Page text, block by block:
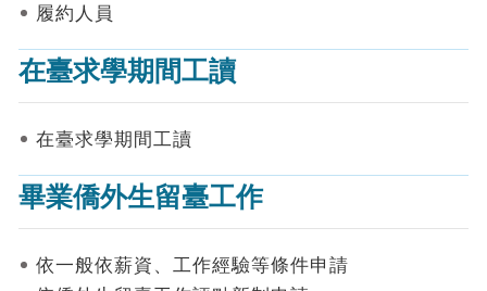
上
申
請
請
進
詢
履約人員
在臺求學期間工讀
在臺求學期間工讀
畢業僑外生留臺工作
依一般依薪資、工作經驗等條件申請